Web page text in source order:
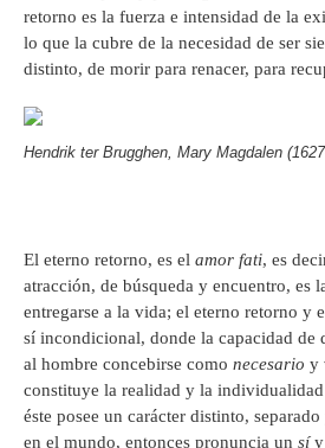
retorno es la fuerza e intensidad de la
lo que la cubre de la necesidad de ser
distinto, de morir para renacer, para
Hendrik ter Brugghen, Mary Magdalen
El eterno retorno, es el amor fati, es
atracción, de búsqueda y encuentro, es
entregarse a la vida; el eterno retorno y
sí incondicional, donde la capacidad de
al hombre concebirse como necesario y
constituye la realidad y la
éste posee un carácter distinto,
en el mundo, entonces pronuncia un síy